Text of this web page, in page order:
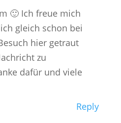
🙂 Ich freue mich
gleich schon bei
hier getraut
zu
dafür und viele
Reply